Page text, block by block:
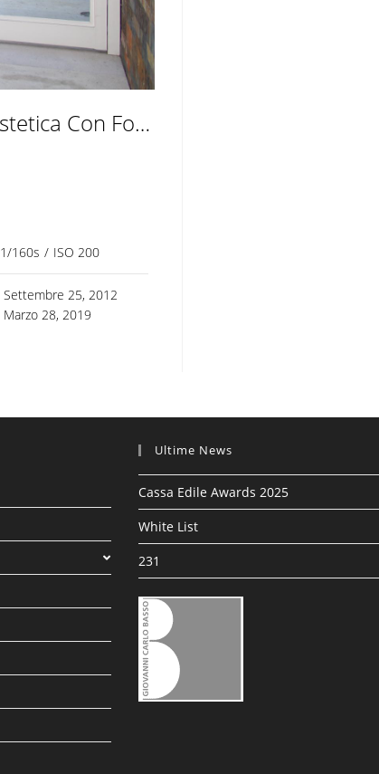
Ristrutturazione Completa Di Edificio Adibito A Clinica Estetica Con Formula "chiavi In Mano", A Padova
1/160s / ISO 200
Settembre 25, 2012
Marzo 28, 2019
Ultime News
Cassa Edile Awards 2025
White List
231